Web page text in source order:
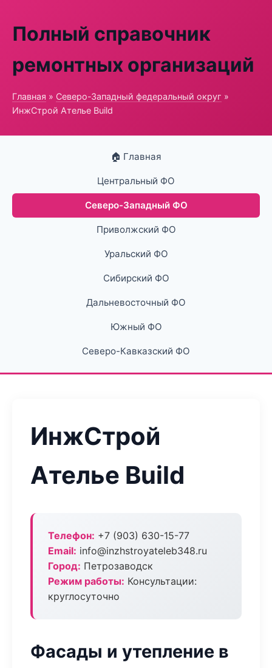
Полный справочник
ремонтных организаций
Главная » Северо-Западный федеральный округ »
ИнжСтрой Ателье Build
🏠 Главная
Центральный ФО
Северо-Западный ФО
Приволжский ФО
Уральский ФО
Сибирский ФО
Дальневосточный ФО
Южный ФО
Северо-Кавказский ФО
ИнжСтрой
Ателье Build
Телефон: +7 (903) 630-15-77
Email: info@inzhstroyateleb348.ru
Город: Петрозаводск
Режим работы: Консультации:
круглосуточно
Фасады и утепление в